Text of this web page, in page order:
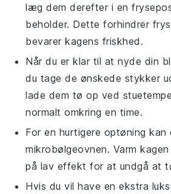
læg dem derefter i en
beholder. Dette forhindrer
bevarer kagens friskhed.
Når du er klar til at nyde din
du tage de ønskede stykker
lade dem tø op ved
normalt omkring en time.
For en hurtigere optøning kan
mikrobølgeovnen. Varm
på lav effekt for at undgå at
Hvis du vil have en ekstra